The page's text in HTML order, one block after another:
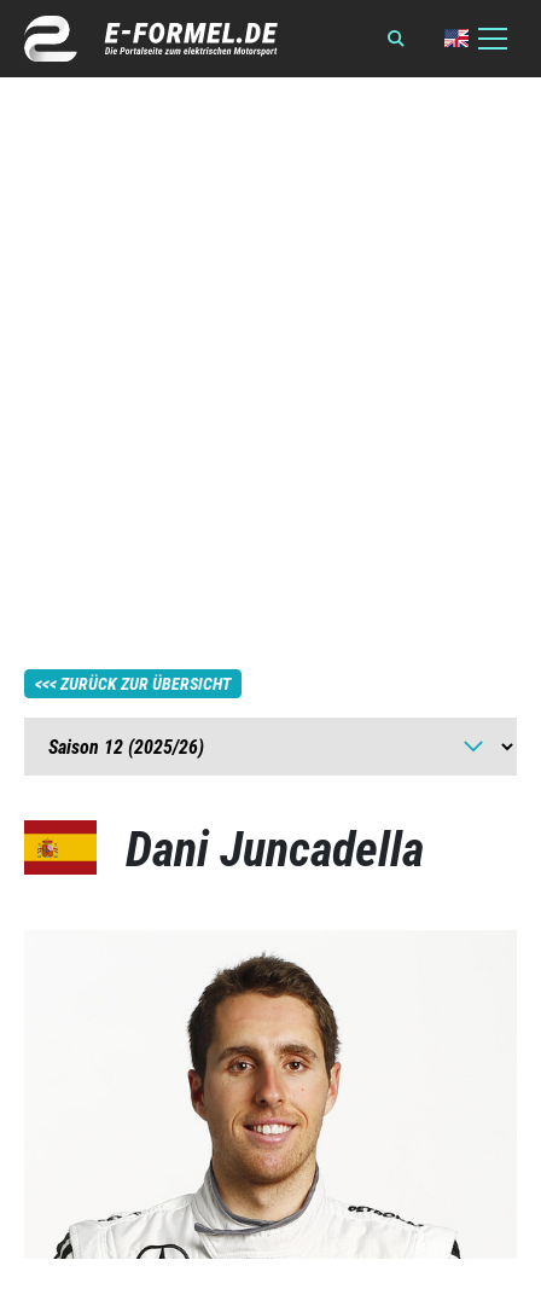
ZURÜCK ZUR ÜBERSICHT
Dani Juncadella